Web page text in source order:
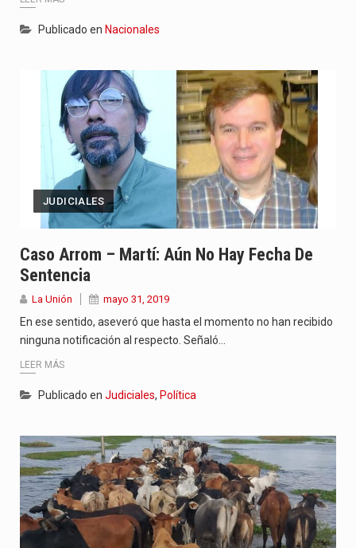
Publicado en Nacionales
JUDICIALES
Caso Arrom – Martí: Aún No Hay Fecha De
Sentencia
La Unión mayo 31, 2019
En ese sentido, aseveró que hasta el momento no han recibido
ninguna notificación al respecto. Señaló…
LEER MÁS
Publicado en Judiciales, Política